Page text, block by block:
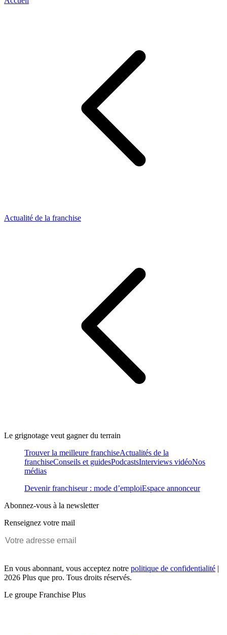
Actualité de la franchise
Le grignotage veut gagner du terrain
Trouver la meilleure franchiseActualités de la
franchiseConseils et guidesPodcastsInterviews vidéoNos
médias
Devenir franchiseur : mode d’emploiEspace annonceur
Abonnez-vous à la newsletter
Renseignez votre mail
En vous abonnant, vous acceptez notre politique de confidentialité |
2026 Plus que pro. Tous droits réservés.
Le groupe Franchise Plus